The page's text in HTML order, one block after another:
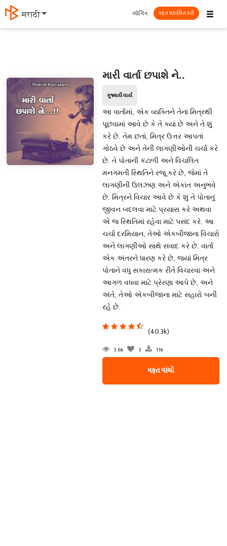
मराठी ☰
લૉગિન મફત પ્રકાશિત કરો
મારી વાર્તા છપાશે ને..
ગુજરાતી વાર્તા
આ વાર્તામાં, એક વ્યક્તિને તેના મિત્રથી
પૂછવામાં આવે છે કે તે ક્યાં છે અને તે શું
કરે છે. તેમ છતાં, મિત્ર ઉત્તર આપતાં
ગોઠવે છે અને તેની લાગણીઓની ચર્ચા કરે
છે. તે પોતાની કંટાળી અને વિચલિત
મનગમતી સ્થિતિને રજૂ કરે છે, જેમાં તે
લાગણીની ઉલઝણ અને એકાંત અનુભવે
છે. મિત્રને વિચાર આવે છે કે શું તે પોતાનું
જીવન બદલવા માટે પ્રયાસ કરે અથવા
એ જ સ્થિતિમાં રહેવા માટે પસંદ કરે. આ
ચર્ચા દરમિયાન, તેઓ એકબીજાના વિચારો
અને લાગણીઓ સાથે સંવાદ કરે છે. વાર્તા
એક અંતરને ધારણ કરે છે, જ્યાં મિત્ર
પોતાને વધુ સકારાત્મક રીતે વિચારવા અને
આગળ વધવા માટે પ્રેરણા આપે છે, અને
અંતે, તેઓ એકબીજાના માટે સહારો બની
રહે છે.
(40.3k)
3.6k 3 1.1k
મફત વાંચો